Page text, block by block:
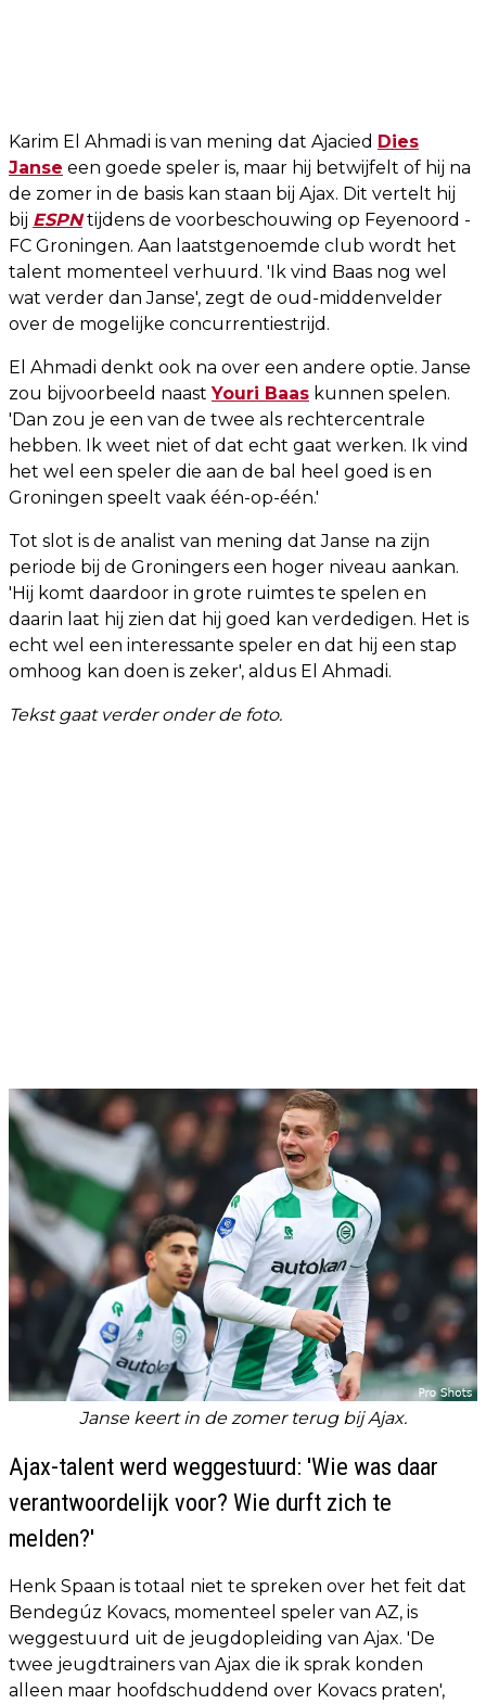
Karim El Ahmadi is van mening dat Ajacied Dies
Janse een goede speler is, maar hij betwijfelt of hij na
de zomer in de basis kan staan bij Ajax. Dit vertelt hij
bij ESPNtijdens de voorbeschouwing op Feyenoord -
FC Groningen. Aan laatstgenoemde club wordt het
talent momenteel verhuurd. 'Ik vind Baas nog wel
wat verder dan Janse', zegt de oud-middenvelder
over de mogelijke concurrentiestrijd.
El Ahmadi denkt ook na over een andere optie. Janse
zou bijvoorbeeld naastYouri Baas kunnen spelen.
'Dan zou je een van de twee als rechtercentrale
hebben. Ik weet niet of dat echt gaat werken. Ik vind
het wel een speler die aan de bal heel goed is en
Groningen speelt vaak één-op-één.'
Tot slot is de analist van mening dat Janse na zijn
periode bij de Groningers een hoger niveau aankan.
'Hij komt daardoor in grote ruimtes te spelen en
daarin laat hij zien dat hij goed kan verdedigen. Het is
echt wel een interessante speler en dat hij een stap
omhoog kan doen is zeker', aldus El Ahmadi.
Tekst gaat verder onder de foto.
Janse keert in de zomer terug bij Ajax.
Ajax-talent werd weggestuurd: 'Wie was daar
verantwoordelijk voor? Wie durft zich te
melden?'
Henk Spaan is totaal niet te spreken over het feit dat
Bendegúz Kovacs, momenteel speler van AZ, is
weggestuurd uit de jeugdopleiding van Ajax. 'De
twee jeugdtrainers van Ajax die ik sprak konden
alleen maar hoofdschuddend over Kovacs praten',